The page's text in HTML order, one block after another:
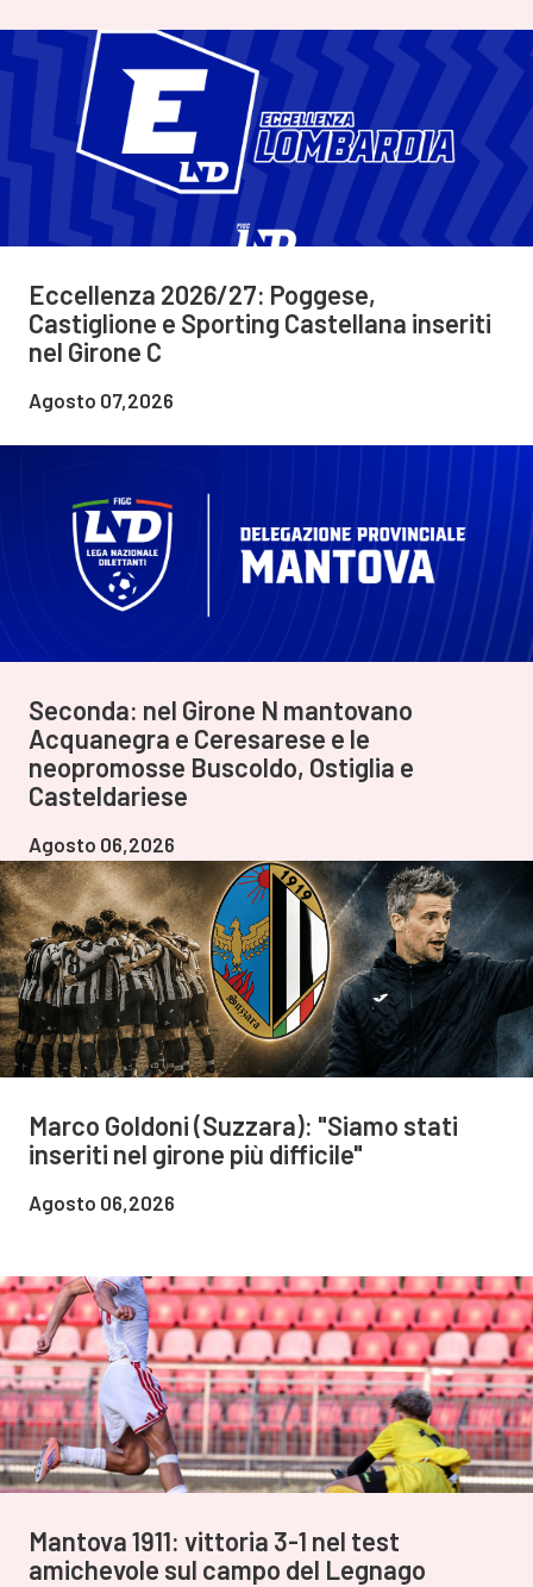
Eccellenza 2026/27: Poggese,
Castiglione e Sporting Castellana inseriti
nel Girone C
Agosto 07,2026
Seconda: nel Girone N mantovano
Acquanegra e Ceresarese e le
neopromosse Buscoldo, Ostiglia e
Casteldariese
Agosto 06,2026
Marco Goldoni (Suzzara): "Siamo stati
inseriti nel girone più difficile"
Agosto 06,2026
Mantova 1911: vittoria 3-1 nel test
amichevole sul campo del Legnago